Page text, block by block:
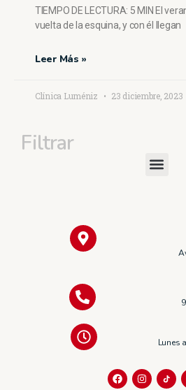
TIEMPO DE LECTURA: 5 MIN El
vuelta de la esquina, y con él llegan
Leer Más »
Clínica Luméniz 23 diciembre, 2023
Filtrar
Lunes